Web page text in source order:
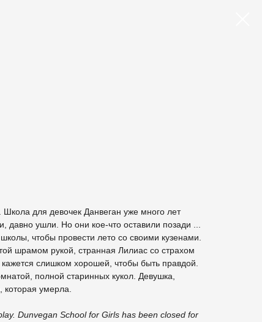
для девочек Данвеган уже много лет
давно ушли. Но они кое-что оставили позади ...
чтобы провести лето со своими кузенами.
шрамом рукой, странная Лилиас со страхом
слишком хорошей, чтобы быть правдой.
полной старинных кукол. Девушка,
которая умерла.
Dunvegan School for Girls has been closed for